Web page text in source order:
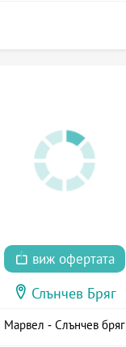
виж офертата
Слънчев Бряг
Марвел - Слънчев бряг